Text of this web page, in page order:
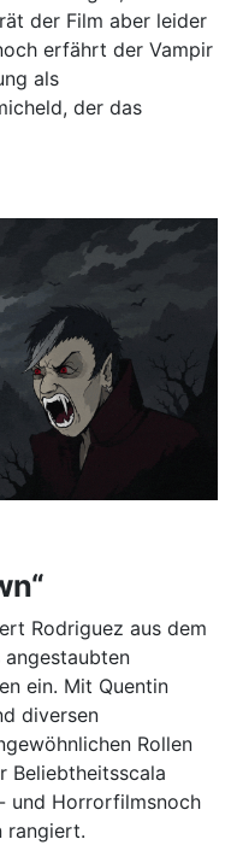
der Film aber leider
erfährt der Vampir
als
der das
Rodriguez aus dem
ein. Mit Quentin
diversen
Rollen
Beliebtheitsscala
und Horrorfilmsnoch
rangiert.